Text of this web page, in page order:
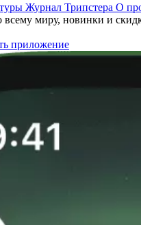
Журнал Трипстера О
миру, новинки и
приложение